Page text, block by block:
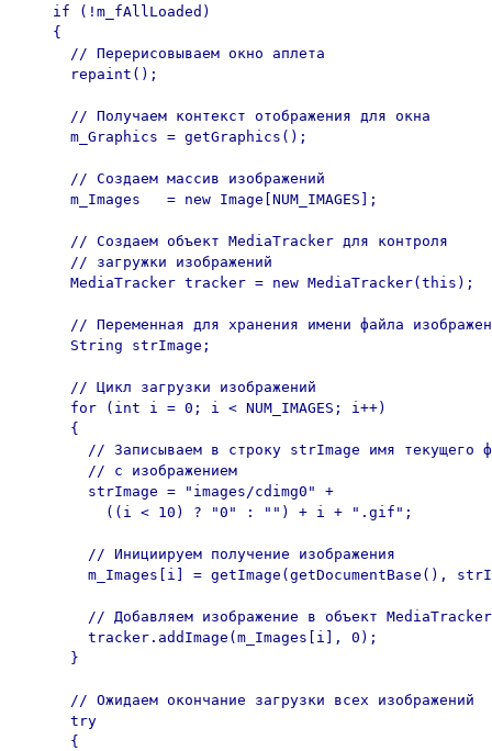
    if (!m_fAllLoaded)
    {
      // Перерисовываем окно аплета
      repaint();
      // Получаем контекст отображения для окна
      m_Graphics = getGraphics();
      // Создаем массив изображений
      m_Images   = new Image[NUM_IMAGES];
      // Создаем объект MediaTracker для контроля
      // загружки изображений
      MediaTracker tracker = new MediaTracker(this);
// Переменная для хранения имени файла
      String strImage;
      // Цикл загрузки изображений
      for (int i = 0; i < NUM_IMAGES; i++)
      {
// Записываем в строку strImage имя текущего
        // с изображением
        strImage = "images/cdimg0" +
          ((i < 10) ? "0" : "") + i + ".gif";
        // Инициируем получение изображения
m_Images[i] = getImage(getDocumentBase(),
        // Добавляем изображение в объект MediaTracker
        tracker.addImage(m_Images[i], 0);
      }
      // Ожидаем окончание загрузки всех изображений
      try
      {